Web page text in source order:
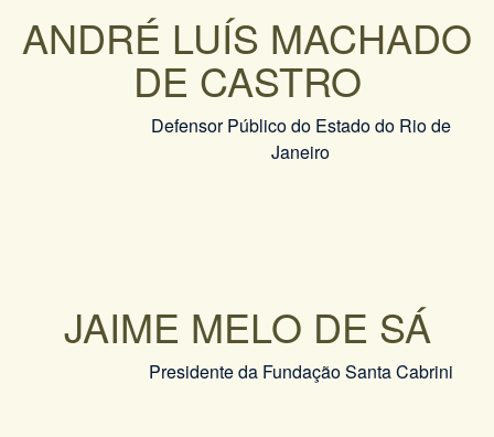
ANDRÉ LUÍS MACHADO
DE CASTRO
Defensor Público do Estado do Rio de
Janeiro
JAIME MELO DE SÁ
Presidente da Fundação Santa Cabrini